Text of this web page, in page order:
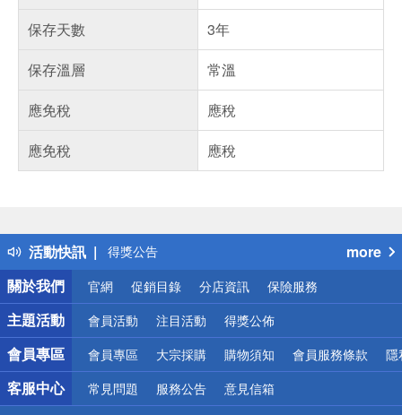
保存天數
3年
保存溫層
常溫
應免稅
應稅
應免稅
應稅
活動快訊
得獎公告
熱門話題
銀行優惠
偏遠地區配送
詐騙網頁！請小心！
more
關於我們
官網 促銷目錄 分店資訊 保險服務
主題活動 會員活動 注目活動 得獎公佈
會員專區 會員專區 大宗採購 購物須知 會員服務條款 隱
客服中心 常見問題 服務公告 意見信箱